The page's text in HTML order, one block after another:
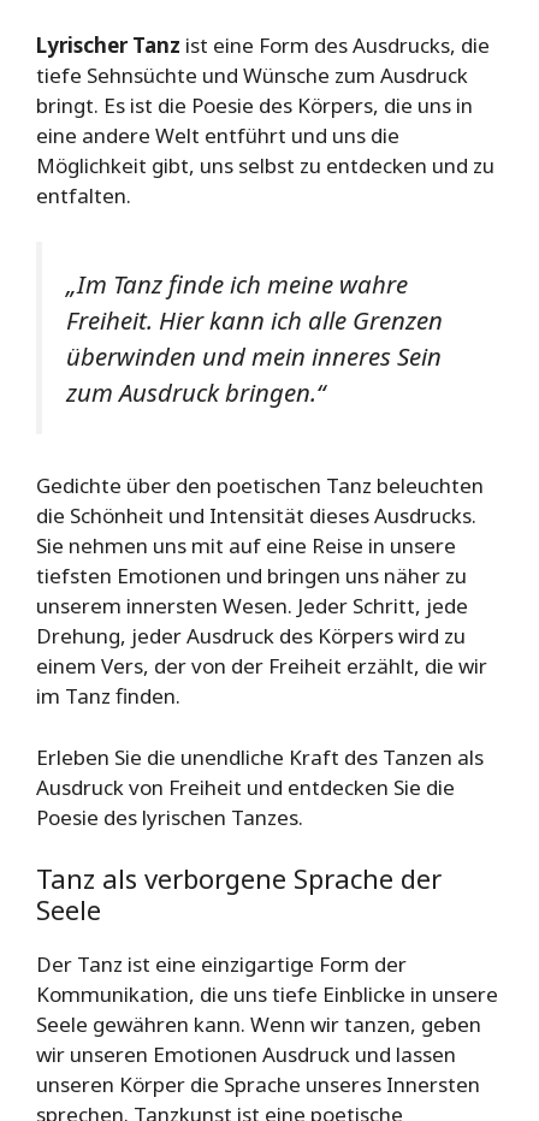
Lyrischer Tanz ist eine Form des Ausdrucks, die
tiefe Sehnsüchte und Wünsche zum Ausdruck
bringt. Es ist die Poesie des Körpers, die uns in
eine andere Welt entführt und uns die
Möglichkeit gibt, uns selbst zu entdecken und zu
entfalten.
„Im Tanz finde ich meine wahre
Freiheit. Hier kann ich alle Grenzen
überwinden und mein inneres Sein
zum Ausdruck bringen.“
Gedichte über den poetischen Tanz beleuchten
die Schönheit und Intensität dieses Ausdrucks.
Sie nehmen uns mit auf eine Reise in unsere
tiefsten Emotionen und bringen uns näher zu
unserem innersten Wesen. Jeder Schritt, jede
Drehung, jeder Ausdruck des Körpers wird zu
einem Vers, der von der Freiheit erzählt, die wir
im Tanz finden.
Erleben Sie die unendliche Kraft des Tanzen als
Ausdruck von Freiheit und entdecken Sie die
Poesie des lyrischen Tanzes.
Tanz als verborgene Sprache der
Seele
Der Tanz ist eine einzigartige Form der
Kommunikation, die uns tiefe Einblicke in unsere
Seele gewähren kann. Wenn wir tanzen, geben
wir unseren Emotionen Ausdruck und lassen
unseren Körper die Sprache unseres Innersten
sprechen. Tanzkunst ist eine poetische